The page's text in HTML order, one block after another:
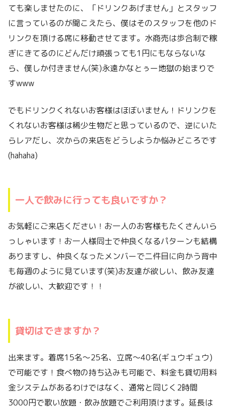
ても楽しませたのに、「ドリンクあげません」とスタッフ
に言っているのが聞こえたら、僕はそのスタッフを他のド
リンクを頂ける席に移動させてます。水商売は歩合制で稼
ぎにきてるのにどんだけ頑張っても1円にもならないな
ら、僕しか付きません(笑)永遠かなとぅー地獄の始まりで
すwww
でもドリンクくれないお客様はほぼいません！ドリンクを
くれないお客様は稀少生物だと思っているので、逆にいた
らレアだし、次からの来店をどうしようか悩みどころです
(hahaha)
一人で飲みに行っても良いですか？
お気軽にご来店ください！お一人のお客様もたくさんいら
っしゃいます！お一人様同士で仲良くなるパターンも結構
ありますし、仲良くなったメンバーで二件目に向かう背中
も毎週のように見ています(笑)お友達が欲しい、飲み友達
が欲しい、大歓迎です！！
貸切はできますか？
出来ます。着席15名〜25名、立席〜40名(ギュウギュウ)
で可能です！食べ物の持ち込みも可能で、料金も貸切用料
金システムがあるわけではなく、通常と同じく2時間
3000円で歌い放題・飲み放題でご利用頂けます。延長は